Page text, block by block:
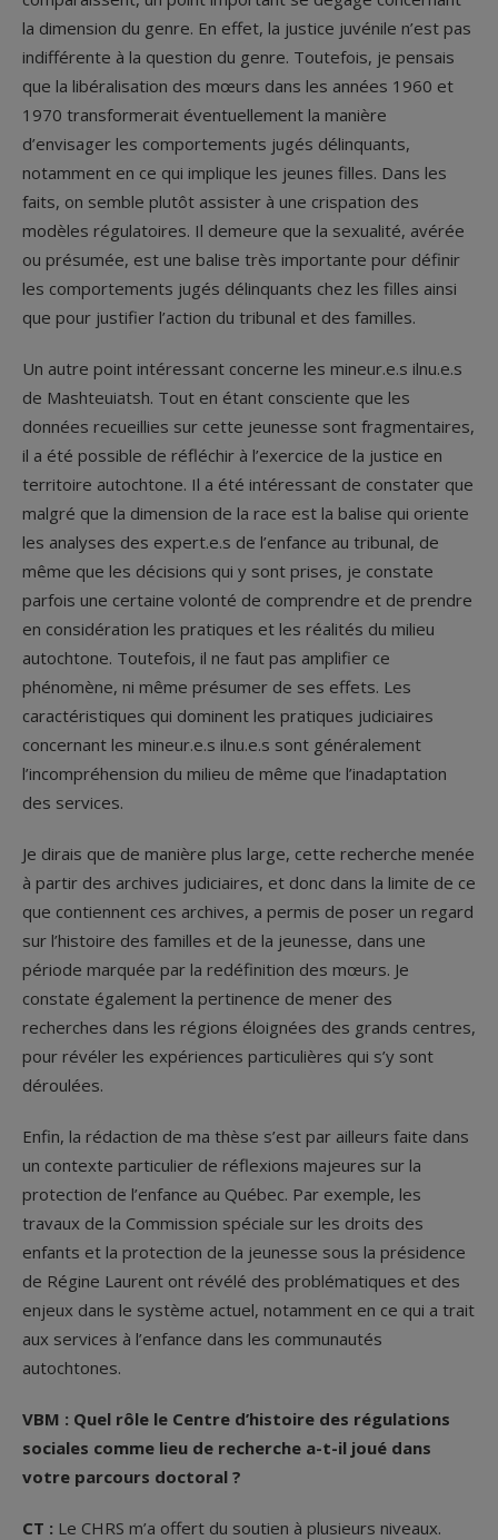
la dimension du genre. En effet, la justice juvénile n’est pas
indifférente à la question du genre. Toutefois, je pensais
que la libéralisation des mœurs dans les années 1960 et
1970 transformerait éventuellement la manière
d’envisager les comportements jugés délinquants,
notamment en ce qui implique les jeunes filles. Dans les
faits, on semble plutôt assister à une crispation des
modèles régulatoires. Il demeure que la sexualité, avérée
ou présumée, est une balise très importante pour définir
les comportements jugés délinquants chez les filles ainsi
que pour justifier l’action du tribunal et des familles.
Un autre point intéressant concerne les mineur.e.s ilnu.e.s
de Mashteuiatsh. Tout en étant consciente que les
données recueillies sur cette jeunesse sont fragmentaires,
il a été possible de réfléchir à l’exercice de la justice en
territoire autochtone. Il a été intéressant de constater que
malgré que la dimension de la race est la balise qui oriente
les analyses des expert.e.s de l’enfance au tribunal, de
même que les décisions qui y sont prises, je constate
parfois une certaine volonté de comprendre et de prendre
en considération les pratiques et les réalités du milieu
autochtone. Toutefois, il ne faut pas amplifier ce
phénomène, ni même présumer de ses effets. Les
caractéristiques qui dominent les pratiques judiciaires
concernant les mineur.e.s ilnu.e.s sont généralement
l’incompréhension du milieu de même que l’inadaptation
des services.
Je dirais que de manière plus large, cette recherche menée
à partir des archives judiciaires, et donc dans la limite de ce
que contiennent ces archives, a permis de poser un regard
sur l’histoire des familles et de la jeunesse, dans une
période marquée par la redéfinition des mœurs. Je
constate également la pertinence de mener des
recherches dans les régions éloignées des grands centres,
pour révéler les expériences particulières qui s’y sont
déroulées.
Enfin, la rédaction de ma thèse s’est par ailleurs faite dans
un contexte particulier de réflexions majeures sur la
protection de l’enfance au Québec. Par exemple, les
travaux de la Commission spéciale sur les droits des
enfants et la protection de la jeunesse sous la présidence
de Régine Laurent ont révélé des problématiques et des
enjeux dans le système actuel, notamment en ce qui a trait
aux services à l’enfance dans les communautés
autochtones.
VBM : Quel rôle le Centre d’histoire des régulations
sociales comme lieu de recherche a-t-il joué dans
votre parcours doctoral ?
CT : Le CHRS m’a offert du soutien à plusieurs niveaux.